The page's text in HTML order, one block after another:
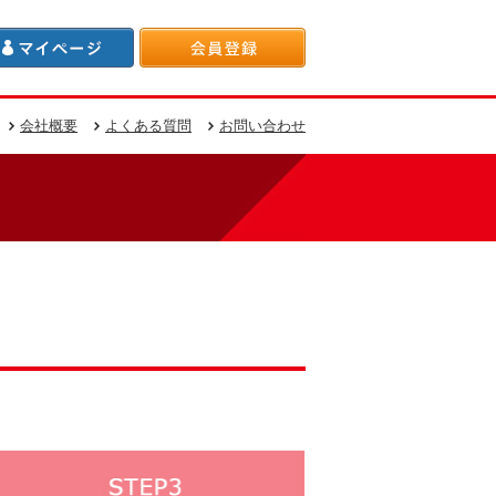
会社概要 よくある質問 お問い合わせ